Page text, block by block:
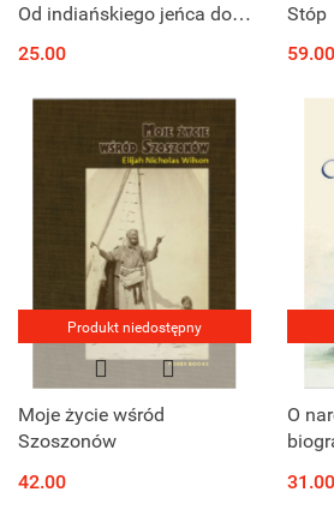
Od indiańskiego jeńca do
25.00
Stóp
59.00
Produkt niedostępny
Moje życie wśród
Szoszonów
42.00
O
31.00